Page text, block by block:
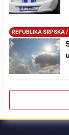
REPUBLIKA SRPSKA /